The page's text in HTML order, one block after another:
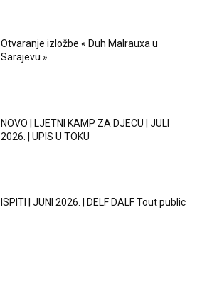
Otvaranje izložbe « Duh Malrauxa u
Sarajevu »
NOVO | LJETNI KAMP ZA DJECU | JULI
2026. | UPIS U TOKU
ISPITI | JUNI 2026. | DELF DALF Tout public